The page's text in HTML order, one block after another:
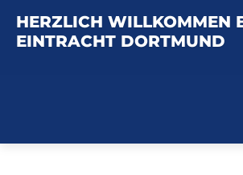
HERZLICH WILLKOMMEN
EINTRACHT DORTMUND